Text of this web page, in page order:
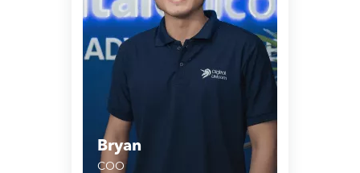
Bryan
COO